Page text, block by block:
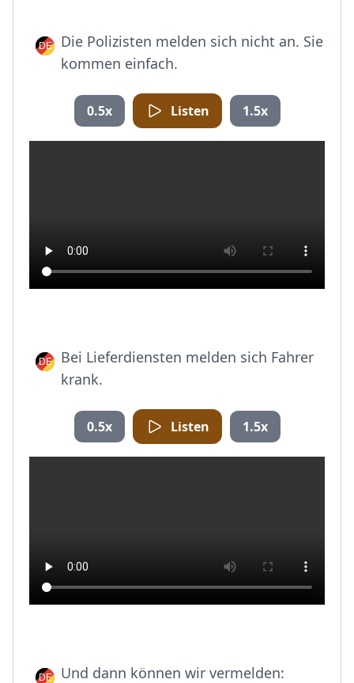
Die Polizisten melden sich nicht an. Sie
kommen einfach.
0.5x Listen 1.5x
Bei Lieferdiensten melden sich Fahrer
krank.
0.5x Listen 1.5x
Und dann können wir vermelden: